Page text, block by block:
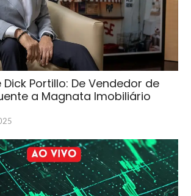
Portillo: De Vendedor de
a Magnata Imobiliário